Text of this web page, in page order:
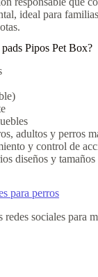
ideal para
Pipos Pet Box?
adultos y perros
y control de
diseños y tamaños
para perros
sociales para